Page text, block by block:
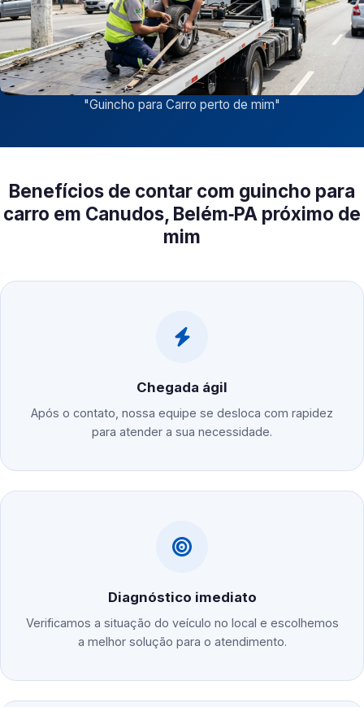
"Guincho para Carro perto de mim"
Benefícios de contar com guincho para
carro em Canudos, Belém‑PA próximo de
mim
Chegada ágil
Após o contato, nossa equipe se desloca com rapidez
para atender a sua necessidade.
Diagnóstico imediato
Verificamos a situação do veículo no local e escolhemos
a melhor solução para o atendimento.